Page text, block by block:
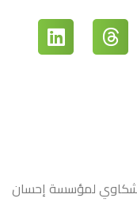
لمؤسسة إحسان